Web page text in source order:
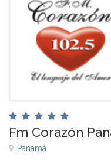
Fm Corazón
Panamá